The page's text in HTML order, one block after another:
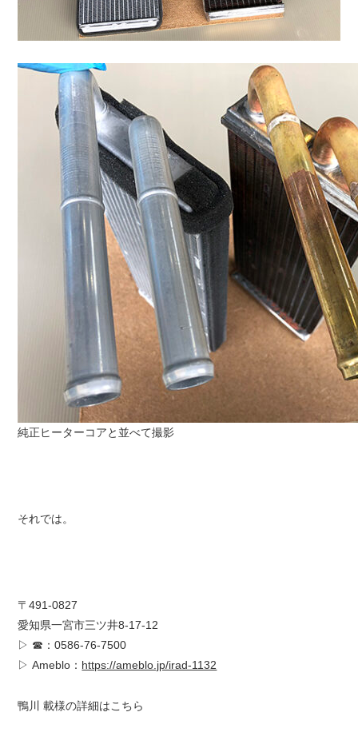
純正ヒーターコアと並べて撮影
それでは。
〒491-0827
愛知県一宮市三ツ井8-17-12
▷ ☎：0586-76-7500
▷ Ameblo： https://ameblo.jp/irad-1132
鴨川 載様の詳細はこちら